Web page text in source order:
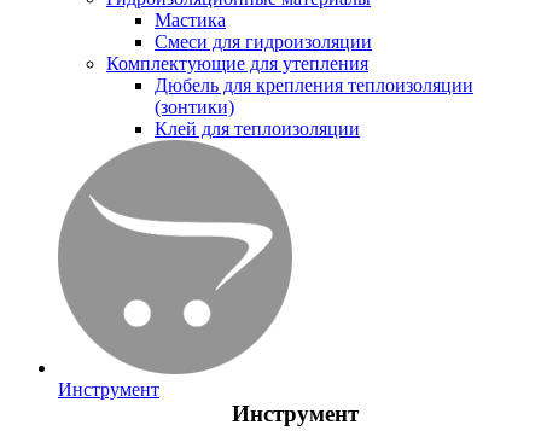
Мастика
Смеси для гидроизоляции
Комплектующие для утепления
Дюбель для крепления теплоизоляции
(зонтики)
Клей для теплоизоляции
Инструмент
Инструмент